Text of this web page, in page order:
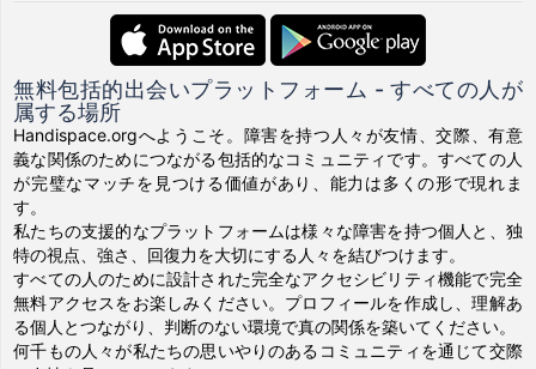
無料包括的出会いプラットフォーム - すべての人が
属する場所
Handispace.orgへようこそ。障害を持つ人々が友情、交際、有意
義な関係のためにつながる包括的なコミュニティです。すべての人
が完璧なマッチを見つける価値があり、能力は多くの形で現れま
す。
私たちの支援的なプラットフォームは様々な障害を持つ個人と、独
特の視点、強さ、回復力を大切にする人々を結びつけます。
すべての人のために設計された完全なアクセシビリティ機能で完全
無料アクセスをお楽しみください。プロフィールを作成し、理解あ
る個人とつながり、判断のない環境で真の関係を築いてください。
何千もの人々が私たちの思いやりのあるコミュニティを通じて交際